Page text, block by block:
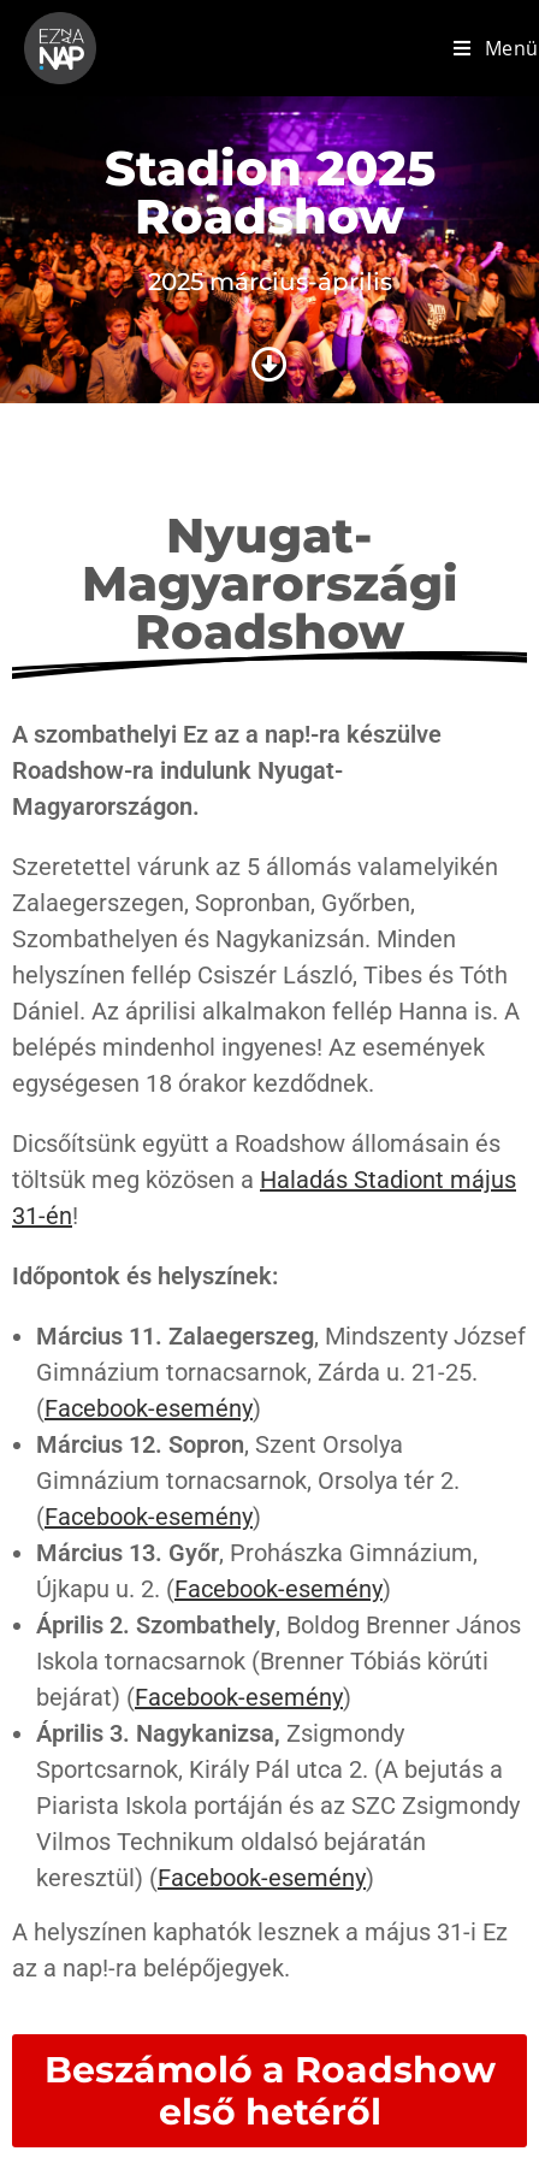
Menü
Stadion 2025
Roadshow
2025 március-április
Nyugat-
Magyarországi
Roadshow
A szombathelyi Ez az a nap!-ra készülve
Roadshow-ra indulunk Nyugat-
Magyarországon.
Szeretettel várunk az 5 állomás valamelyikén
Zalaegerszegen, Sopronban, Győrben,
Szombathelyen és Nagykanizsán. Minden
helyszínen fellép Csiszér László, Tibes és Tóth
Dániel. Az áprilisi alkalmakon fellép Hanna is. A
belépés mindenhol ingyenes! Az események
egységesen 18 órakor kezdődnek.
Dicsőítsünk együtt a Roadshow állomásain és
töltsük meg közösen a Haladás Stadiont május
31-én!
Időpontok és helyszínek:
Március 11. Zalaegerszeg, Mindszenty József
Gimnázium tornacsarnok, Zárda u. 21-25.
(Facebook-esemény)
Március 12. Sopron, Szent Orsolya
Gimnázium tornacsarnok, Orsolya tér 2.
(Facebook-esemény)
Március 13. Győr, Prohászka Gimnázium,
Újkapu u. 2. (Facebook-esemény)
Április 2. Szombathely, Boldog Brenner János
Iskola tornacsarnok (Brenner Tóbiás körúti
bejárat) (Facebook-esemény)
Április 3. Nagykanizsa, Zsigmondy
Sportcsarnok, Király Pál utca 2. (A bejutás a
Piarista Iskola portáján és az SZC Zsigmondy
Vilmos Technikum oldalsó bejáratán
keresztül) (Facebook-esemény)
A helyszínen kaphatók lesznek a május 31-i Ez
az a nap!-ra belépőjegyek.
Beszámoló a Roadshow
első hetéről